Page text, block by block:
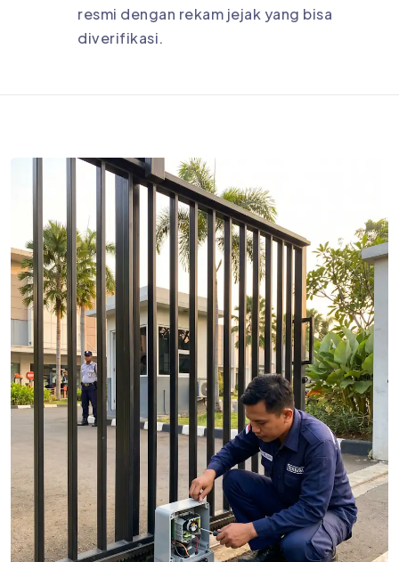
resmi dengan rekam jejak yang bisa
diverifikasi.